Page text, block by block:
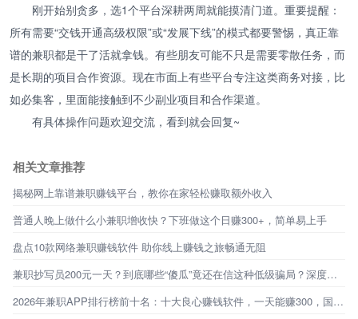
刚开始别贪多，选1个平台深耕两周就能摸清门道。重要提醒：
所有需要“交钱开通高级权限”或“发展下线”的模式都要警惕，真正靠
谱的兼职都是干了活就拿钱。有些朋友可能不只是需要零散任务，而
是长期的项目合作资源。现在市面上有些平台专注这类商务对接，比
如必集客，里面能接触到不少副业项目和合作渠道。
有具体操作问题欢迎交流，看到就会回复~
相关文章推荐
揭秘网上靠谱兼职赚钱平台，教你在家轻松赚取额外收入
普通人晚上做什么小兼职增收快？下班做这个日赚300+，简单易上手
盘点10款网络兼职赚钱软件 助你线上赚钱之旅畅通无阻
兼职抄写员200元一天？到底哪些“傻瓜”竟还在信这种低级骗局？深度揭秘兼职抄写员骗局
2026年兼职APP排行榜前十名：十大良心赚钱软件，一天能赚300，国家认可，新手小白可做